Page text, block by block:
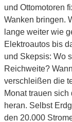
und Ottomotoren
Wanken bringen.
lange weiter wie
Elektroautos bis
und Skepsis: Wo
Reichweite?
verschleißen die
Monat trauen sich
heran. Selbst
den 20.000